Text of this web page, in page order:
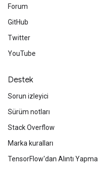
Forum
GitHub
Twitter
YouTube
Destek
Sorun izleyici
Sürüm notları
Stack Overflow
Marka kuralları
TensorFlow'dan Alıntı Yapma